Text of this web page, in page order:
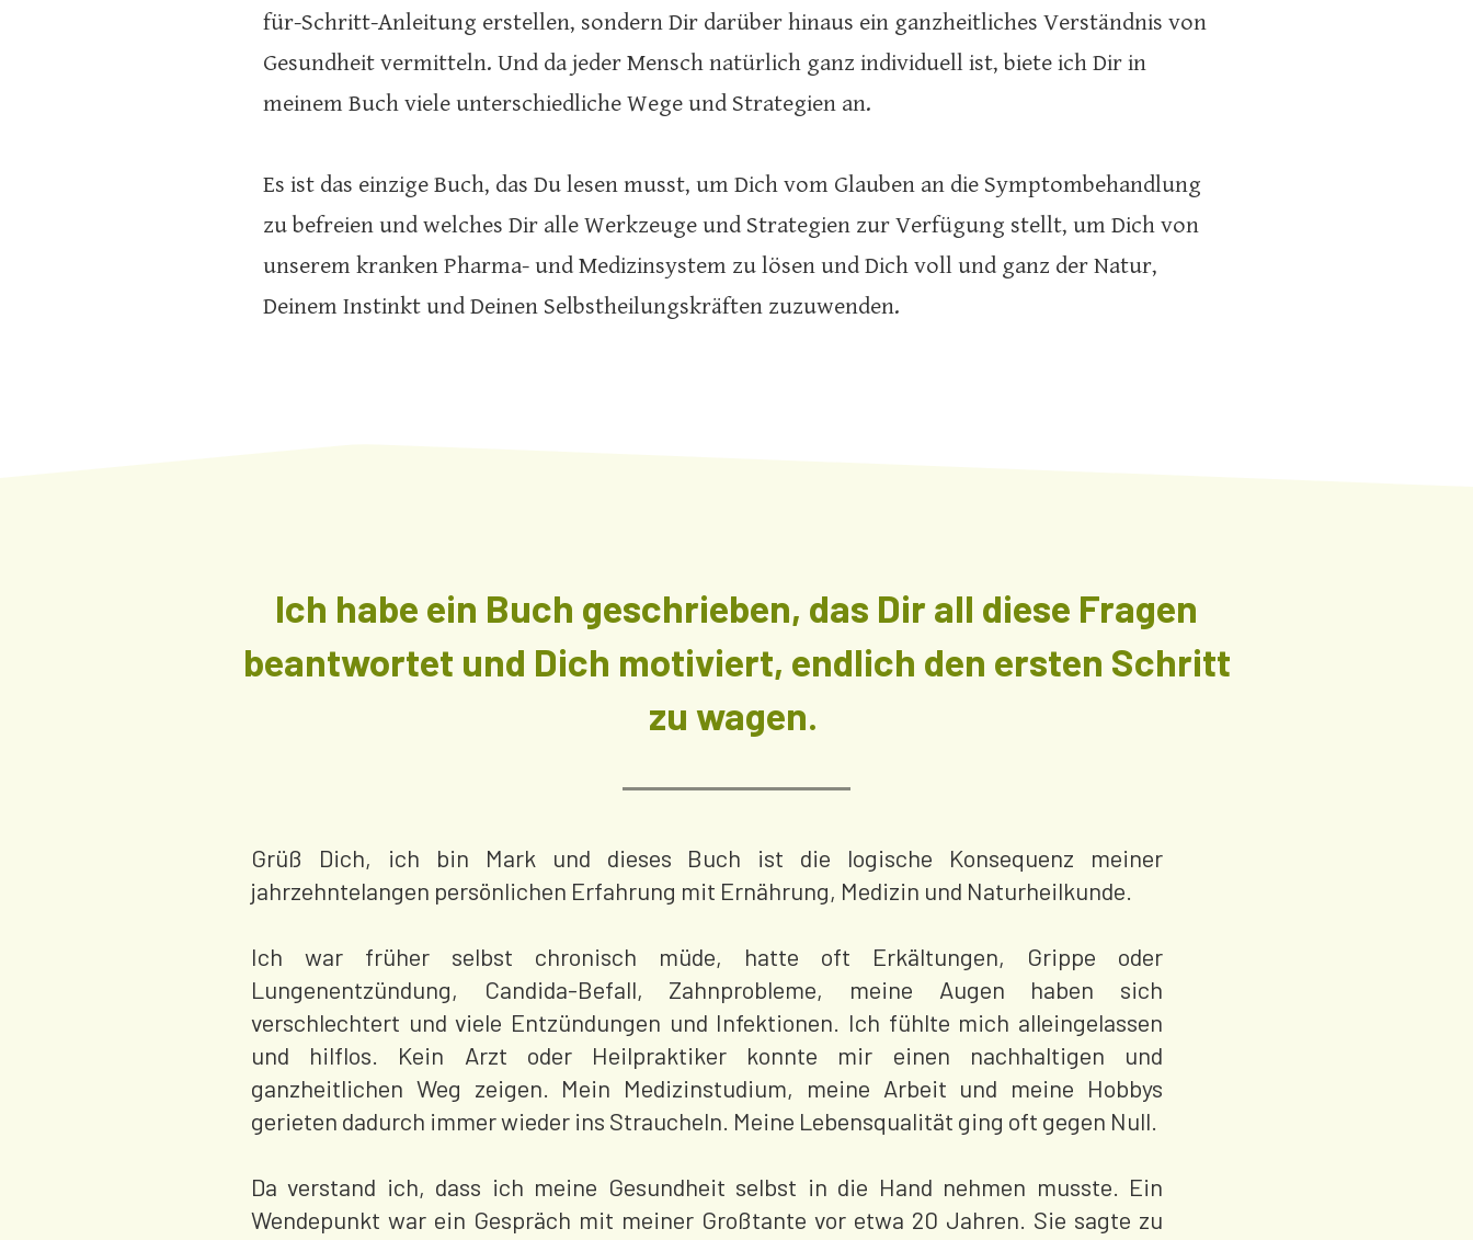
für-Schritt-Anleitung erstellen, sondern Dir darüber hinaus ein ganzheitliches Verständnis von
Gesundheit vermitteln. Und da jeder Mensch natürlich ganz individuell ist, biete ich Dir in
meinem Buch viele unterschiedliche Wege und Strategien an.
Es ist das einzige Buch, das Du lesen musst, um Dich vom Glauben an die Symptombehandlung
zu befreien und welches Dir alle Werkzeuge und Strategien zur Verfügung stellt, um Dich von
unserem kranken Pharma- und Medizinsystem zu lösen und Dich voll und ganz der Natur,
Deinem Instinkt und Deinen Selbstheilungskräften zuzuwenden.
Ich habe ein Buch geschrieben, das Dir all diese Fragen
beantwortet und Dich motiviert, endlich den ersten Schritt
zu wagen.
Grüß Dich, ich bin Mark und dieses Buch ist die logische Konsequenz meiner
jahrzehntelangen persönlichen Erfahrung mit Ernährung, Medizin und Naturheilkunde.
Ich war früher selbst chronisch müde, hatte oft Erkältungen, Grippe oder
Lungenentzündung, Candida-Befall, Zahnprobleme, meine Augen haben sich
verschlechtert und viele Entzündungen und Infektionen. Ich fühlte mich alleingelassen
und hilflos. Kein Arzt oder Heilpraktiker konnte mir einen nachhaltigen und
ganzheitlichen Weg zeigen. Mein Medizinstudium, meine Arbeit und meine Hobbys
gerieten dadurch immer wieder ins Straucheln. Meine Lebensqualität ging oft gegen Null.
Da verstand ich, dass ich meine Gesundheit selbst in die Hand nehmen musste. Ein
Wendepunkt war ein Gespräch mit meiner Großtante vor etwa 20 Jahren. Sie sagte zu